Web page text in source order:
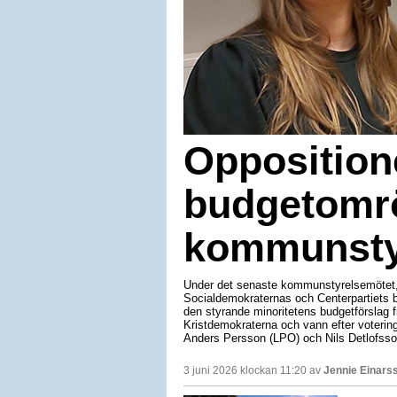
Under det senaste
Socialdemokraternas och Centerpartiets
den styrande minoritetens budgetförslag
Kristdemokraterna och vann efter
Anders Persson (LPO) och Nils
3 juni 2026 klockan 11:20 av Jennie